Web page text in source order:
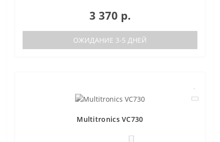
3 370 р.
ОЖИДАНИЕ 3-5 ДНЕЙ
Multitronics VC730